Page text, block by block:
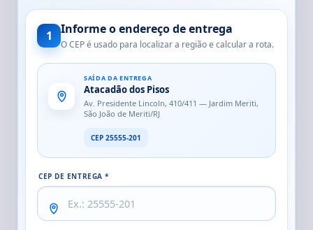
1 Informe o endereço de entrega
O CEP é usado para localizar a região e calcular a rota.
SAÍDA DA ENTREGA
Atacadão dos Pisos
Av. Presidente Lincoln, 410/411 — Jardim Meriti,
São João de Meriti/RJ
CEP 25555-201
CEP DE ENTREGA *